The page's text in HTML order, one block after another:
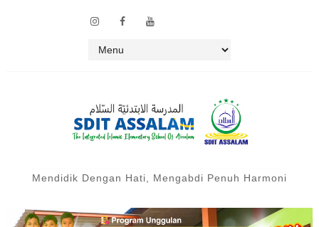
Mendidik Dengan Hati, Mengabdi Penuh Harmoni